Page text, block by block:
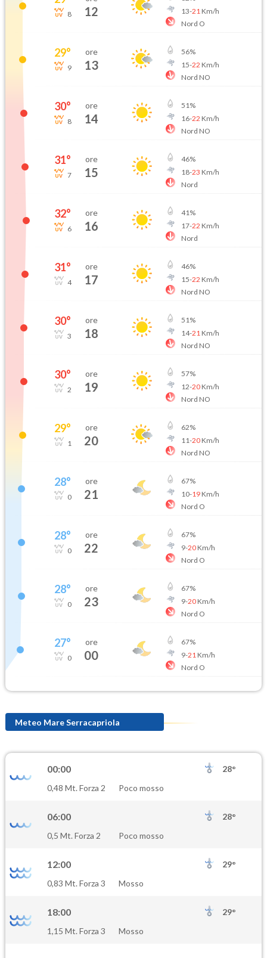
8 12
13-21 Km/h
Nord O
29°
9
ore
13
56%
15-22 Km/h
Nord NO
30°
8
ore
14
51%
16-22 Km/h
Nord NO
31°
7
ore
15
46%
18-23 Km/h
Nord
32°
6
ore
16
41%
17-22 Km/h
Nord
31°
4
ore
17
46%
15-22 Km/h
Nord NO
30°
3
ore
18
51%
14-21 Km/h
Nord NO
30°
2
ore
19
57%
12-20Km/h
Nord NO
29°
1
ore
20
62%
11-20Km/h
Nord NO
28°
0
ore
21
67%
10-19Km/h
Nord O
28°
0
ore
22
67%
9-20Km/h
Nord O
28°
0
ore
23
67%
9-20Km/h
Nord O
27°
0
ore
00
67%
9-21 Km/h
Nord O
Meteo Mare Serracapriola
00:00
28°
0,48 Mt. Forza 2
Poco mosso
06:00
28°
0,5 Mt. Forza 2
Poco mosso
12:00
29°
0,83 Mt. Forza 3
Mosso
18:00
29°
1,15 Mt. Forza 3
Mosso